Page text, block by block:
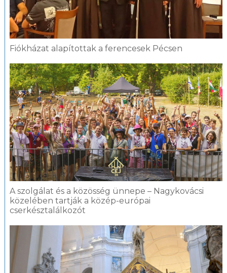
Fiókházat alapítottak a ferencesek Pécsen
A szolgálat és a közösség ünnepe – Nagykovácsi
közelében tartják a közép-európai
cserkésztalálkozót